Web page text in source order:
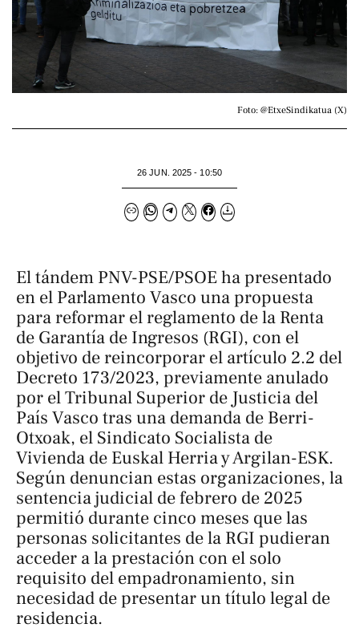
Foto: @EtxeSindikatua (X)
26 JUN. 2025 - 10:50
El tándem PNV-PSE/PSOE ha presentado
en el Parlamento Vasco una propuesta
para reformar el reglamento de la Renta
de Garantía de Ingresos (RGI), con el
objetivo de reincorporar el artículo 2.2 del
Decreto 173/2023, previamente anulado
por el Tribunal Superior de Justicia del
País Vasco tras una demanda de Berri-
Otxoak, el Sindicato Socialista de
Vivienda de Euskal Herria y Argilan-ESK.
Según denuncian estas organizaciones, la
sentencia judicial de febrero de 2025
permitió durante cinco meses que las
personas solicitantes de la RGI pudieran
acceder a la prestación con el solo
requisito del empadronamiento, sin
necesidad de presentar un título legal de
residencia.